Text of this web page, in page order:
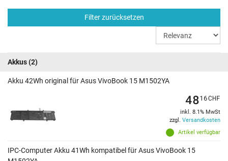
Filter zurücksetzen
Akkus(2)
Akku 42Wh original für Asus VivoBook 15 M1502YA
Artikel verfügbar
4816CHF
inkl. 8.1% MwSt
zzgl. Versandkosten
IPC-Computer Akku 41Wh kompatibel für Asus VivoBook 15